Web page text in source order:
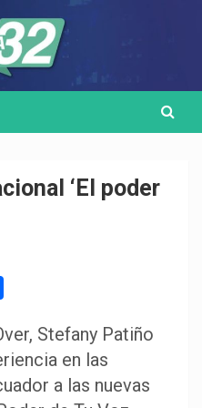
‘El poder
m
p
a
Stefany Patiño
en las
a las nuevas